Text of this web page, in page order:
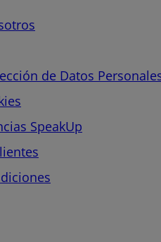
de Datos
SpeakUp